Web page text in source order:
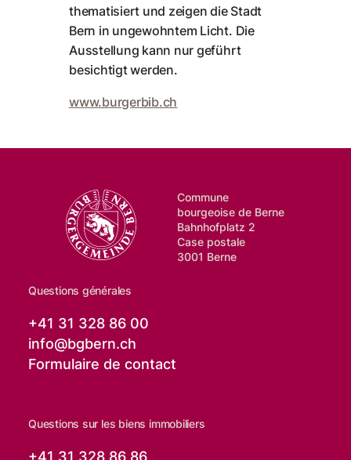
thematisiert und zeigen die Stadt
Bern in ungewohntem Licht. Die
Ausstellung kann nur geführt
besichtigt werden.
www.burgerbib.ch
Commune
bourgeoise de Berne
Bahnhofplatz 2
Case postale
3001 Berne
Questions générales
+41 31 328 86 00
info@bgbern.ch
Formulaire de contact
Questions sur les biens immobiliers
+41 31 328 86 86